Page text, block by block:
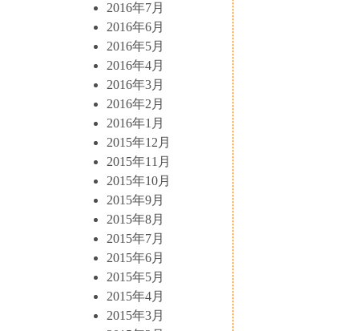
2016年7月
2016年6月
2016年5月
2016年4月
2016年3月
2016年2月
2016年1月
2015年12月
2015年11月
2015年10月
2015年9月
2015年8月
2015年7月
2015年6月
2015年5月
2015年4月
2015年3月